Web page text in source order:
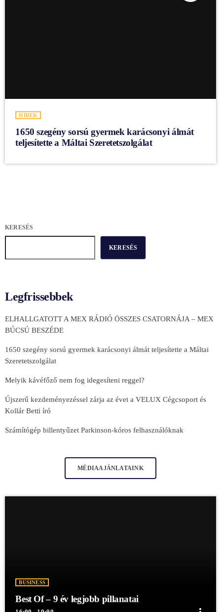
HÍREK
1650 szegény sorsú gyermek karácsonyi álmát
teljesítette a Máltai Szeretetszolgálat
KERESÉS
KERESÉS
Legfrissebbek
ELHALLGATOTT A MEX RÁDIÓ ÖSSZES CSATORNÁJA – MEX
BÚCSÚ BESZÉDE
1650 szegény sorsú gyermek karácsonyi álmát teljesítette a Máltai
Szeretetszolgálat
Melyik kávéfőző nem fog idegesíteni reggel?
Újszerű kezdeményezéssel zárja az évet a VELUX Cégcsoport és
Kollár Betti író
Számítógép billentyűzet Parkinson-kóros felhasználóknak
MÉDIAAJÁNLATAINK
BUSINESS
Best Of – 9 év legjobb pillanatai